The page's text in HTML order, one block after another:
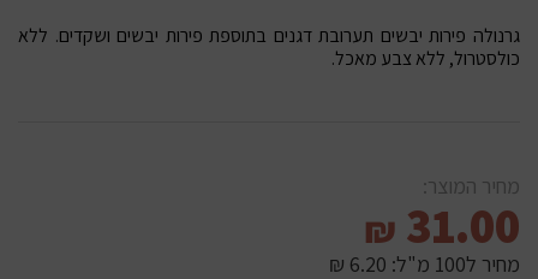
גרנולה פירות יבשים תערובת דגנים בתוספת פירות יבשים ושקדים. ללא
כולסטרול, ללא צבע מאכל.
מחיר המוצר:
31.00
₪
מחיר ל100 מ"ל: